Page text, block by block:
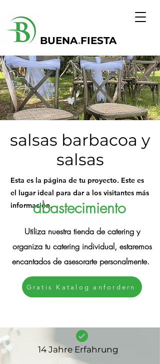
BUENA.FIESTA
salsas barbacoa y
salsas
Esta es la página de tu proyecto. Este es
el lugar ideal para dar a los visitantes más
información.abastecimiento
Utiliza nuestra tienda de catering y
organiza tu catering individual, estaremos
encantados de asesorarte personalmente.
Gratis Katalog anfordern
14 Jahre Erfahrung